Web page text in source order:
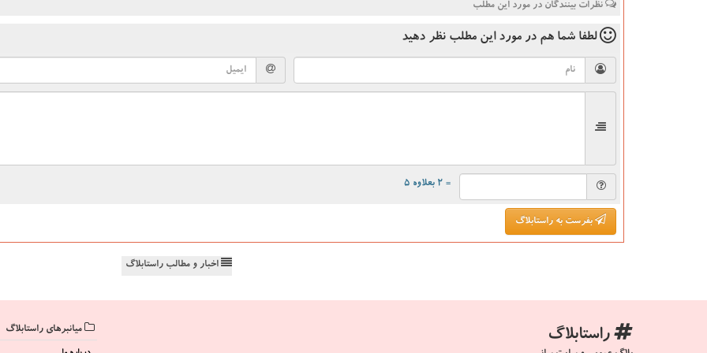
نظرات بینندگان در مورد این مطلب
لطفا شما هم در مورد این مطلب نظر دهید
= ۲ بعلاوه ۵
بفرست به راستابلاگ
اخبار و مطالب راستابلاگ
راستابلاگ میانبرهای راستابلاگ